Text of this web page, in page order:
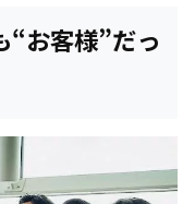
“お客様”だっ